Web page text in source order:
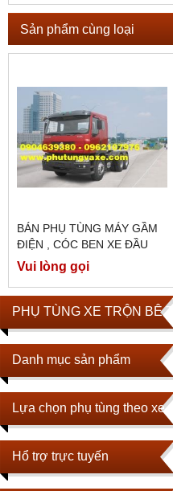
PHỤ TÙNG XE TRỘN BÊ
Danh mục sản phẩm
Lựa chọn phụ tùng theo xe
Hổ trợ trực tuyến
Sản phẩm cùng loại
BÁN PHỤ TÙNG MÁY GẦM
ĐIỆN , CÓC BEN XE ĐẦU
KÉO 2 CẦU CHENGLONG
HẢI ÂU CÔNG XUẤT 375PS
Vui lòng gọi